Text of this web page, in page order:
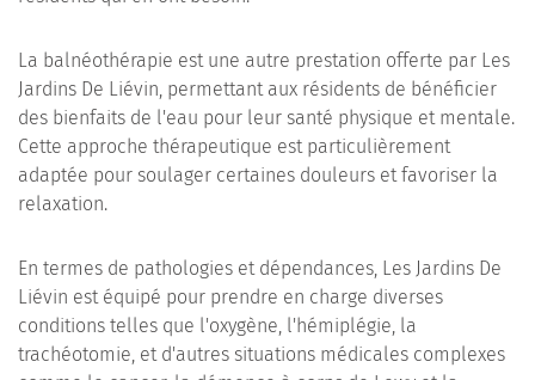
La balnéothérapie est une autre prestation offerte par Les
Jardins De Liévin, permettant aux résidents de bénéficier
des bienfaits de l'eau pour leur santé physique et mentale.
Cette approche thérapeutique est particulièrement
adaptée pour soulager certaines douleurs et favoriser la
relaxation.
En termes de pathologies et dépendances, Les Jardins De
Liévin est équipé pour prendre en charge diverses
conditions telles que l'oxygène, l'hémiplégie, la
trachéotomie, et d'autres situations médicales complexes